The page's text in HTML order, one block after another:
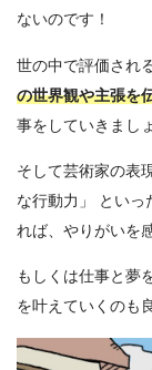
ないのです！
世の中で評価され
の世界観や主張を
事をしていきまし
そして芸術家の表
な行動力」 といっ
れば、やりがいを
もしくは仕事と夢
を叶えていくのも